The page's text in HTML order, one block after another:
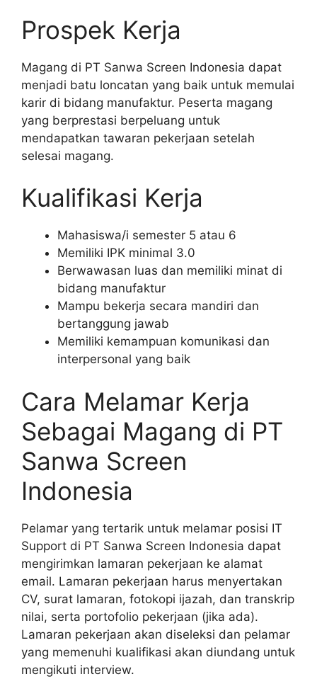
Prospek Kerja
Magang di PT Sanwa Screen Indonesia dapat
menjadi batu loncatan yang baik untuk memulai
karir di bidang manufaktur. Peserta magang
yang berprestasi berpeluang untuk
mendapatkan tawaran pekerjaan setelah
selesai magang.
Kualifikasi Kerja
Mahasiswa/i semester 5 atau 6
Memiliki IPK minimal 3.0
Berwawasan luas dan memiliki minat di
bidang manufaktur
Mampu bekerja secara mandiri dan
bertanggung jawab
Memiliki kemampuan komunikasi dan
interpersonal yang baik
Cara Melamar Kerja
Sebagai Magang di PT
Sanwa Screen
Indonesia
Pelamar yang tertarik untuk melamar posisi IT
Support di PT Sanwa Screen Indonesia dapat
mengirimkan lamaran pekerjaan ke alamat
email. Lamaran pekerjaan harus menyertakan
CV, surat lamaran, fotokopi ijazah, dan transkrip
nilai, serta portofolio pekerjaan (jika ada).
Lamaran pekerjaan akan diseleksi dan pelamar
yang memenuhi kualifikasi akan diundang untuk
mengikuti interview.